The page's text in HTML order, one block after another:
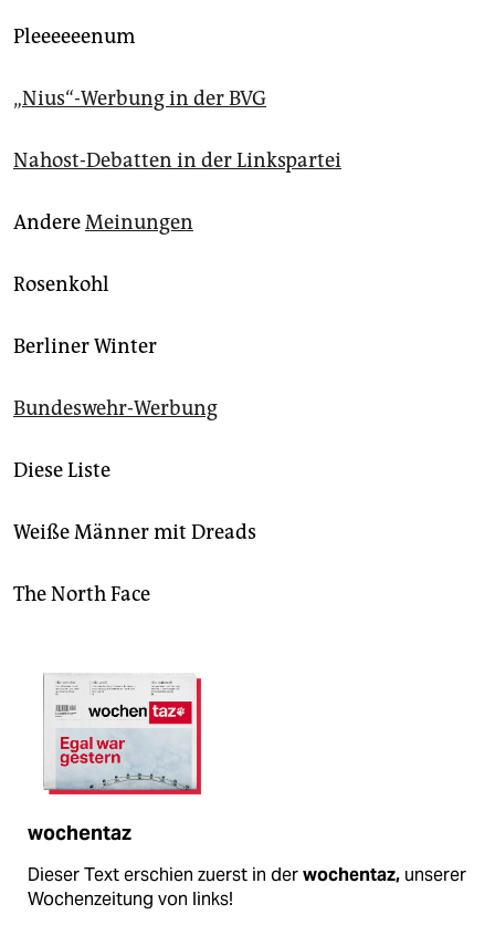
Pleeeeeenum
„Nius“-Werbung in der BVG
Nahost-Debatten in der Linkspartei
AndereMeinungen
Rosenkohl
Berliner Winter
Bundeswehr-Werbung
Diese Liste
Weiße Männer mit Dreads
The North Face
wochentaz
Dieser Text erschien zuerst in derwochentaz, unserer
Wochenzeitung von links!